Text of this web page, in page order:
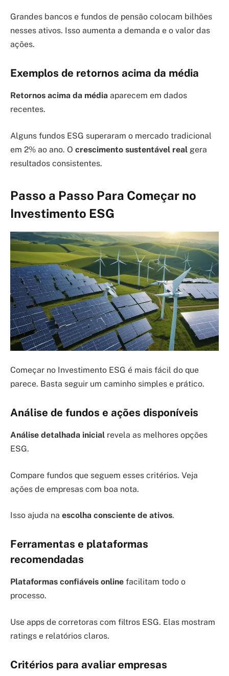
Grandes bancos e fundos de pensão colocam bilhões
nesses ativos. Isso aumenta a demanda e o valor das
ações.
Exemplos de retornos acima da média
Retornos acima da média aparecem em dados
recentes.
Alguns fundos ESG superaram o mercado tradicional
em 2% ao ano. O crescimento sustentável real gera
resultados consistentes.
Passo a Passo Para Começar no
Investimento ESG
Começar no Investimento ESG é mais fácil do que
parece. Basta seguir um caminho simples e prático.
Análise de fundos e ações disponíveis
Análise detalhada inicial revela as melhores opções
ESG.
Compare fundos que seguem esses critérios. Veja
ações de empresas com boa nota.
Isso ajuda na escolha consciente de ativos.
Ferramentas e plataformas
recomendadas
Plataformas confiáveis online facilitam todo o
processo.
Use apps de corretoras com filtros ESG. Elas mostram
ratings e relatórios claros.
Critérios para avaliar empresas